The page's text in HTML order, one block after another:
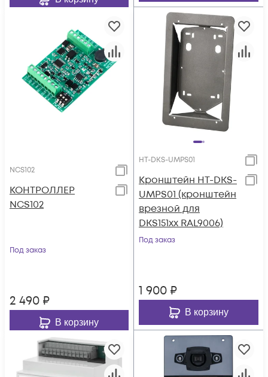
NCS102
КОНТРОЛЛЕР
NCS102
Под заказ
2 490 ₽
В корзину
HT-DKS-UMPS01
Кронштейн HT-DKS-
UMPS01 (кронштейн
врезной для
DKS151xx RAL9006)
Под заказ
1 900 ₽
В корзину